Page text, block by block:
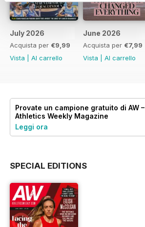
July 2026
Acquista per €9,99
Vista
Al carrello
June 2026
Acquista per €7,99
Vista
Al carrello
Provate un campione gratuito di AW –
Athletics Weekly Magazine
Leggi ora
SPECIAL EDITIONS